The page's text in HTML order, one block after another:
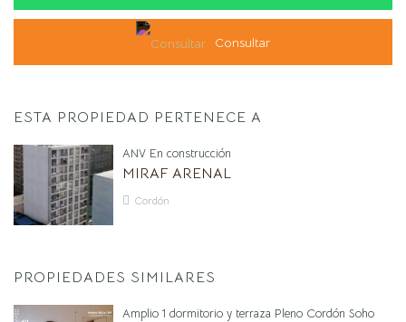
Consultar
ESTA PROPIEDAD PERTENECE A
ANV En construcción
MIRAF ARENAL
Cordón
PROPIEDADES SIMILARES
Amplio 1 dormitorio y terraza Pleno Cordón Soho